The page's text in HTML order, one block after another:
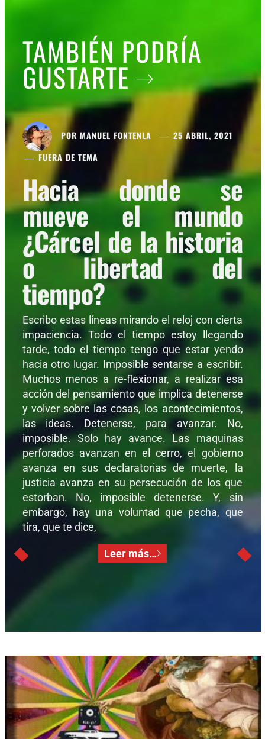
TAMBIÉN PODRÍA
GUSTARTE
POR MANUEL FONTENLA
25 ABRIL, 2021
FUERA DE TEMA
Hacia donde se
mueve el mundo
¿Cárcel de la historia
o libertad del
tiempo?
Escribo estas líneas mirando el reloj con cierta
impaciencia. Todo el tiempo estoy llegando
tarde, todo el tiempo tengo que estar yendo
hacia otro lugar. Imposible sentarse a escribir.
Muchos menos a re-flexionar, a realizar esa
acción del pensamiento que implica detenerse
y volver sobre las cosas, los acontecimientos,
las ideas. Detenerse, para avanzar. No,
imposible. Solo hay avance. Las maquinas
perforados avanzan en el cerro, el gobierno
avanza en sus declaratorias de muerte, la
justicia avanza en su persecución de los que
estorban. No, imposible detenerse. Y, sin
embargo, hay una voluntad que pecha, que
tira, que te dice,
Leer más…